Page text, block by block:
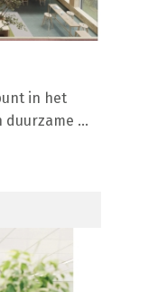
in het
duurzame ...